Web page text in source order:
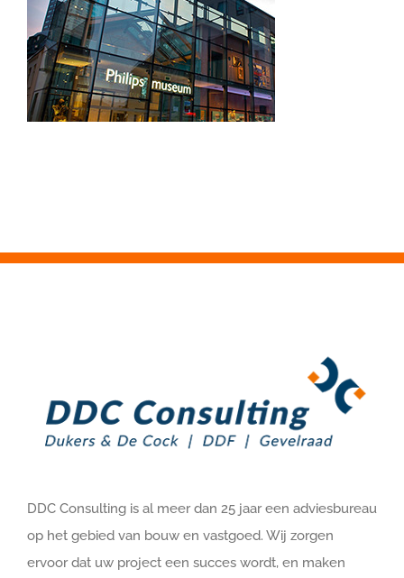
DDC Consulting is al meer dan 25 jaar een adviesbureau
op het gebied van bouw en vastgoed. Wij zorgen
ervoor dat uw project een succes wordt, en maken